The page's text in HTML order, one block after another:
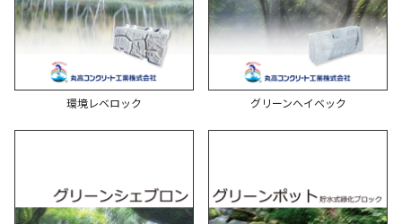
環境レベロック グリーンヘイベック